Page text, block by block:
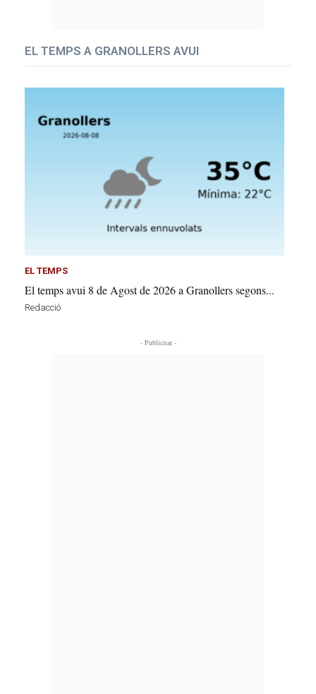
EL TEMPS A GRANOLLERS AVUI
EL TEMPS
El temps avui 8 de Agost de 2026 a Granollers segons...
Redacció
- Publicitat -